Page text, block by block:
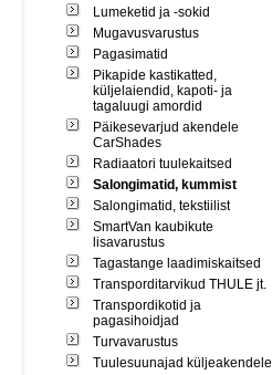
Lumeketid ja -sokid
Mugavusvarustus
Pagasimatid
Pikapide kastikatted,
küljelaiendid, kapoti- ja
tagaluugi amordid
Päikesevarjud akendele
CarShades
Radiaatori tuulekaitsed
Salongimatid, kummist
Salongimatid, tekstiilist
SmartVan kaubikute
lisavarustus
Tagastange laadimiskaitsed
Transporditarvikud THULE jt.
Transpordikotid ja
pagasihoidjad
Turvavarustus
Tuulesuunajad küljeakendele